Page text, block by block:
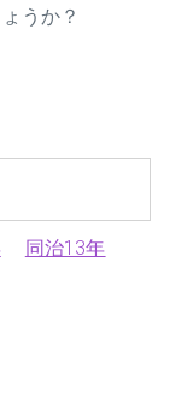
うか？
同治13年